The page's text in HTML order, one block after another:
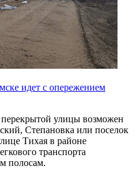
идет с опережением
перекрытой улицы возможен
Степановка или поселок
Тихая в районе
транспорта
полосам.